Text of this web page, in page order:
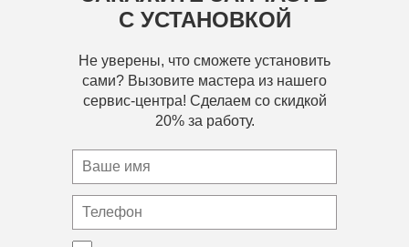
С УСТАНОВКОЙ
Не уверены, что сможете установить
сами? Вызовите мастера из нашего
сервис-центра! Сделаем со скидкой
20% за работу.